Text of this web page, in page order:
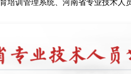
培训管理系统、河南省专业技术人